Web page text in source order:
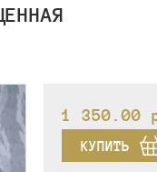
1 350.00
КУПИТЬ